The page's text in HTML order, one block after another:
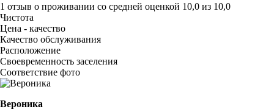
1 отзыв о проживании со средней оценкой 10,0 из 10,0
Чистота
Цена - качество
Качество обслуживания
Расположение
Своевременность заселения
Соответствие фото
Вероника